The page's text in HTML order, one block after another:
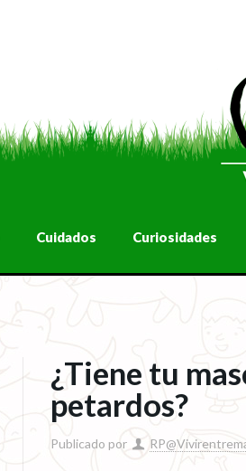
Cuidados Curiosidades
¿Tiene tu
petardos?
Publicado por